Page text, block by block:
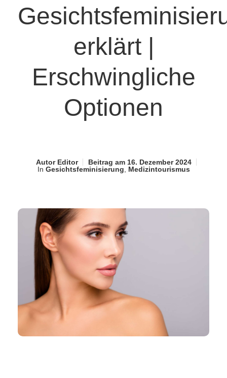
erklärt |
Erschwingliche
Optionen
AutorEditor Beitrag am16. Dezember 2024
In Gesichtsfeminisierung, Medizintourismus